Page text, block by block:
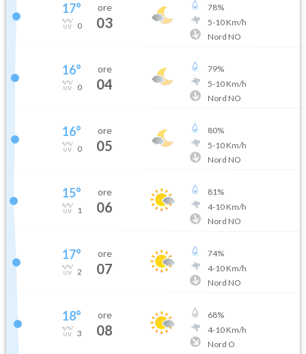
17°
0
ore
03
78%
5-10Km/h
Nord NO
16°
0
ore
04
79%
5-10Km/h
Nord NO
16°
0
ore
05
80%
5-10Km/h
Nord NO
15°
1
ore
06
81%
4-10Km/h
Nord NO
17°
2
ore
07
74%
4-10Km/h
Nord NO
18°
3
ore
08
68%
4-10Km/h
Nord O